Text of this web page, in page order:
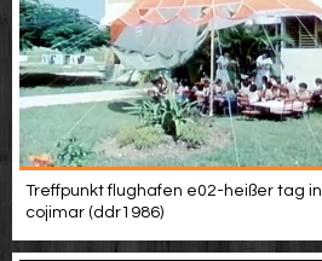
Treffpunkt flughafen e02-heißer tag in
cojimar (ddr1986)